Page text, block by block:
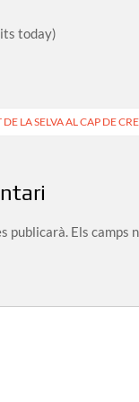
today)
LA SELVA AL CAP DE
publicarà. Els camps